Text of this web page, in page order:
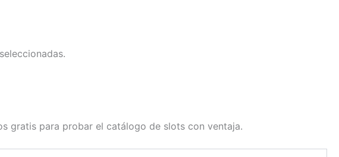
gratis para probar el catálogo de slots con ventaja.